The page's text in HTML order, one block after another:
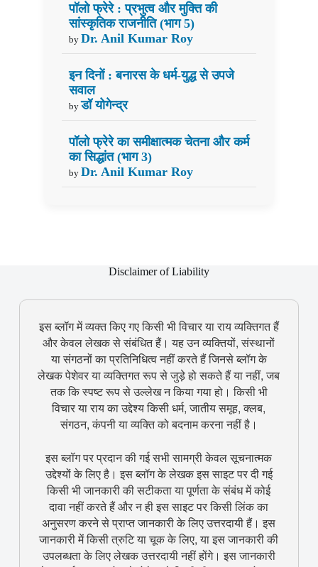
पॉलो फ्रेरे : प्रभुत्व और मुक्ति की
सांस्कृतिक राजनीति (भाग 5)
by Dr. Anil Kumar Roy
इन दिनों : बनारस के धर्म-युद्ध से उपजे
सवाल
by डॉ योगेन्द्र
पॉलो फ्रेरे का समीक्षात्मक चेतना और कर्म
का सिद्धांत (भाग 3)
by Dr. Anil Kumar Roy
Disclaimer of Liability
इस ब्लॉग में व्यक्त किए गए किसी भी विचार या राय व्यक्तिगत हैं
और केवल लेखक से संबंधित हैं। यह उन व्यक्तियों, संस्थानों
या संगठनों का प्रतिनिधित्व नहीं करते हैं जिनसे ब्लॉग के
लेखक पेशेवर या व्यक्तिगत रूप से जुड़े हो सकते हैं या नहीं, जब
तक कि स्पष्ट रूप से उल्लेख न किया गया हो। किसी भी
विचार या राय का उद्देश्य किसी धर्म, जातीय समूह, क्लब,
संगठन, कंपनी या व्यक्ति को बदनाम करना नहीं है।
इस ब्लॉग पर प्रदान की गई सभी सामग्री केवल सूचनात्मक
उद्देश्यों के लिए है। इस ब्लॉग के लेखक इस साइट पर दी गई
किसी भी जानकारी की सटीकता या पूर्णता के संबंध में कोई
दावा नहीं करते हैं और न ही इस साइट पर किसी लिंक का
अनुसरण करने से प्राप्त जानकारी के लिए उत्तरदायी हैं। इस
जानकारी में किसी त्रुटि या चूक के लिए, या इस जानकारी की
उपलब्धता के लिए लेखक उत्तरदायी नहीं होंगे। इस जानकारी